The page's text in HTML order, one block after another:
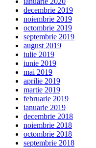
decembrie 2019
noiembrie 2019
octombrie 2019
septembrie 2019
august 2019
iulie 2019
iunie 2019
mai 2019
aprilie 2019
martie 2019
februarie 2019
ianuarie 2019
decembrie 2018
noiembrie 2018
octombrie 2018
septembrie 2018